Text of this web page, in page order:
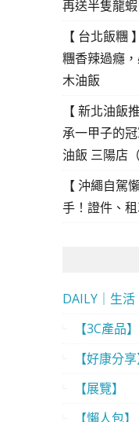
再送半隻龍蝦
【 台北飯糰
糰香辣過癮
木油飯
【 新北油飯
承一甲子的
油飯 三陽店
【 沖繩自駕
手！證件、
DAILY｜生活
【3C產品】
【好康分享
【展覽】
【懶人包】